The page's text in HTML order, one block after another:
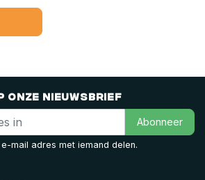
onze nieuwsbrief
Abonneer
mail adres met iemand delen.